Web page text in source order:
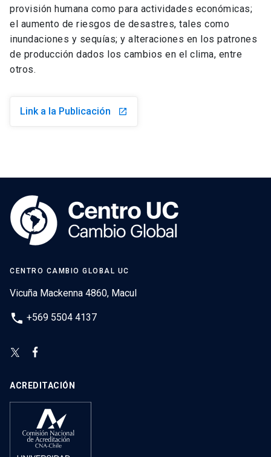
provisión humana como para actividades económicas;
el aumento de riesgos de desastres, tales como
inundaciones y sequías; y alteraciones en los patrones
de producción dados los cambios en el clima, entre
otros.
Link a la Publicación launch
CENTRO CAMBIO GLOBAL UC
Vicuña Mackenna 4860, Macul
phone +569 5504 4137
ACREDITACIÓN